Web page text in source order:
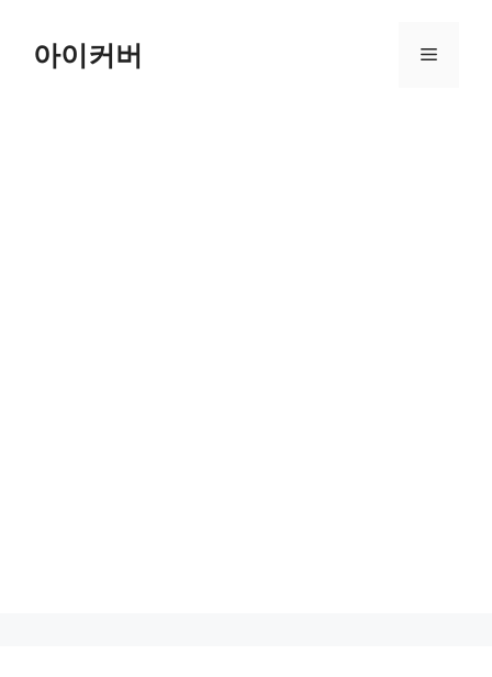
content아이커버 Menu